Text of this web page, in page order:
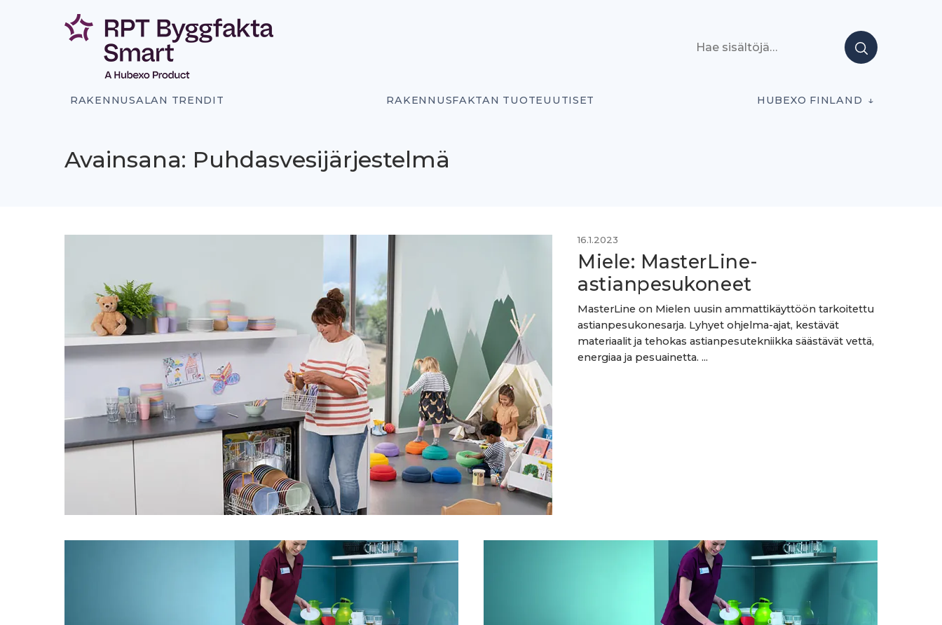
RAKENNUSALAN TRENDIT RAKENNUSFAKTAN TUOTEUUTISET HUBEXO FINLAND
Avainsana: Puhdasvesijärjestelmä
16.1.2023
Miele: MasterLine-
astianpesukoneet
MasterLine on Mielen uusin ammattikäyttöön tarkoitettu
astianpesukonesarja. Lyhyet ohjelma-ajat, kestävät
materiaalit ja tehokas astianpesutekniikka säästävät vettä,
energiaa ja pesuainetta. ...